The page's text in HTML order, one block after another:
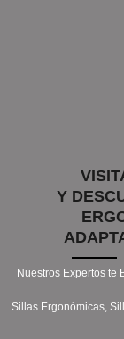
Y
Nuestros Expertos te
Sillas Ergonómicas,